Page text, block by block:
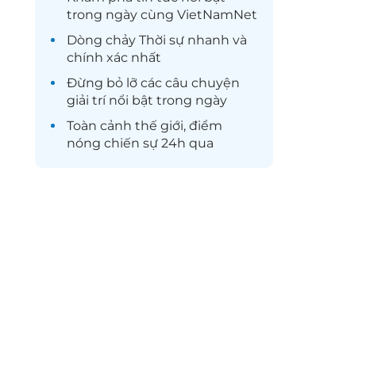
trong ngày cùng VietNamNet
Dòng chảy Thời sự nhanh và
chính xác nhất
Đừng bỏ lỡ các câu chuyện
giải trínổi bật trong ngày
Toàn cảnh thế giới, điểm
nóng chiến sự 24h qua